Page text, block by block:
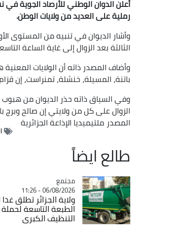
أعلن الدوان الوطني للأرصاد الجوية
رملية على العديد من ولايات الوطن.
وأشار الديوان في تنبيه من المستوى
الثالثة بعد الزوال إلى غاية الساعة
وأضاف المصدر ذاته أن الولايات
باتنة، المسيلة، خنشلة، تمنراست، إن
وفي السياق ذاته حذر الديوان من هبوب
الزوال على كل من ولايتي إن صالح وبرج
المصدر ملتيميديا الإذاعة الجزائرية
طالع ايضاً
Catégorie
مجتمع
06/08/2026 - 11:26
ولاية الجزائر تطلق
الطبعة التاسعة لحملة
التنظيف الكبرى